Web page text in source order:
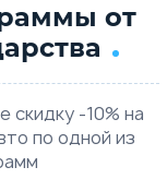
от
скидку -10% на
по одной из